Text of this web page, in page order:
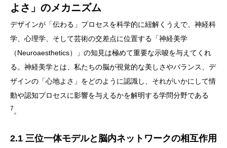
よさ」のメカニズム
デザインが「伝わる」プロセスを科学的に紐解くうえで、神経科
学、心理学、そして芸術の交差点に位置する「神経美学
（Neuroaesthetics）」の知見は極めて重要な示唆を与えてくれ
る。神経美学とは、私たちの脳が視覚的な美しさやバランス、デ
ザインの「心地よさ」をどのように認識し、それがいかにして情
動や認知プロセスに影響を与えるかを解明する学問分野である
7 。
2.1 三位一体モデルと脳内ネットワークの相互作用